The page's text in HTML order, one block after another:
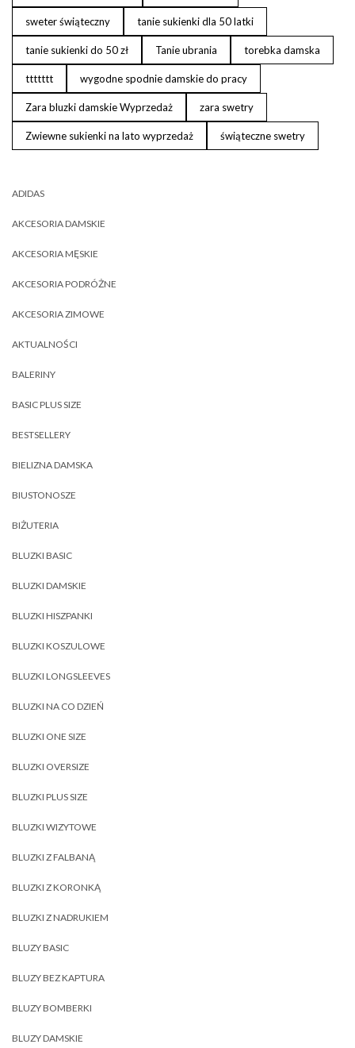
sweter świąteczny tanie sukienki dla 50 latki
tanie sukienki do 50 zł Tanie ubrania torebka damska
ttttttt wygodne spodnie damskie do pracy
Zara bluzki damskie Wyprzedaż zara swetry
Zwiewne sukienki na lato wyprzedaż świąteczne swetry
ADIDAS
AKCESORIA DAMSKIE
AKCESORIA MĘSKIE
AKCESORIA PODRÓŻNE
AKCESORIA ZIMOWE
AKTUALNOŚCI
BALERINY
BASIC PLUS SIZE
BESTSELLERY
BIELIZNA DAMSKA
BIUSTONOSZE
BIŻUTERIA
BLUZKI BASIC
BLUZKI DAMSKIE
BLUZKI HISZPANKI
BLUZKI KOSZULOWE
BLUZKI LONGSLEEVES
BLUZKI NA CO DZIEŃ
BLUZKI ONE SIZE
BLUZKI OVERSIZE
BLUZKI PLUS SIZE
BLUZKI WIZYTOWE
BLUZKI Z FALBANĄ
BLUZKI Z KORONKĄ
BLUZKI Z NADRUKIEM
BLUZY BASIC
BLUZY BEZ KAPTURA
BLUZY BOMBERKI
BLUZY DAMSKIE